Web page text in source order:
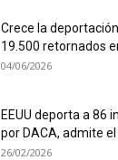
Crece la
19.500 retornados
04/06/2026
EEUU deporta a 86
por DACA, admite el
26/02/2026